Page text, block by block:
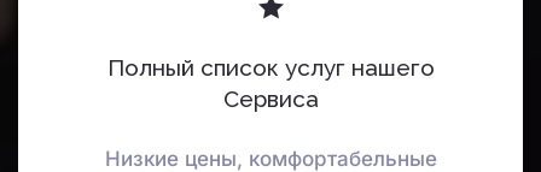
Полный список услуг нашего
Сервиса
Низкие цены, комфортабельные